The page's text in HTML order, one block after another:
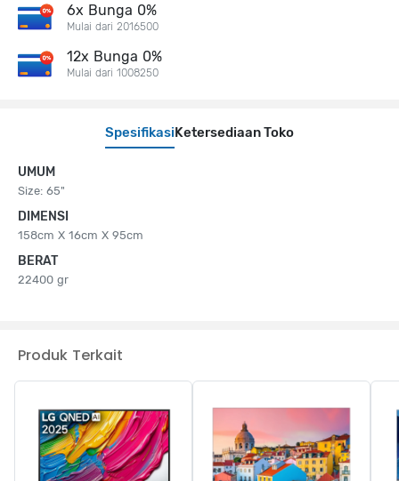
SpesifikasiKetersediaan Toko
UMUM
Size: 65"
DIMENSI
158cm X 16cm X 95cm
BERAT
22400 gr
6x Bunga 0%
Mulai dari 2016500
12x Bunga 0%
Mulai dari 1008250
Produk Terkait